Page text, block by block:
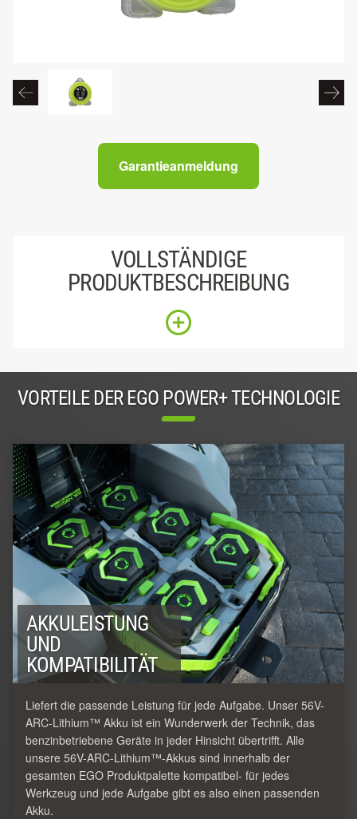
Garantieanmeldung
VOLLSTÄNDIGE
PRODUKTBESCHREIBUNG
VORTEILE DER EGO POWER+ TECHNOLOGIE
AKKULEISTUNG
UND
KOMPATIBILITÄT
Liefert die passende Leistung für jede Aufgabe. Unser 56V-
ARC-Lithium™ Akku ist ein Wunderwerk der Technik, das
benzinbetriebene Geräte in jeder Hinsicht übertrifft. Alle
unsere 56V-ARC-Lithium™-Akkus sind innerhalb der
gesamten EGO Produktpalette kompatibel- für jedes
Werkzeug und jede Aufgabe gibt es also einen passenden
Akku.